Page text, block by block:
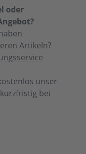
oder
Artikeln?
unser
bei